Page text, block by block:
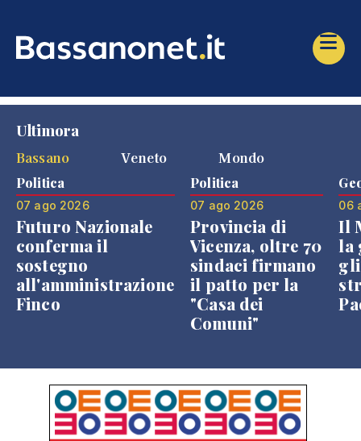
Ultimora
Bassano
Veneto Mondo
Politica
07 ago 2026
Futuro Nazionale
conferma il
sostegno
all'amministrazione
Finco
Politica
07 ago 2026
Provincia di
Vicenza, oltre 70
sindaci firmano
il patto per la
"Casa dei
Comuni"
06
Il
la